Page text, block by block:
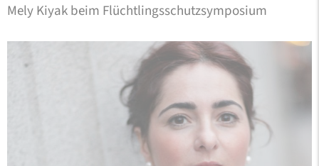
Mely Kiyak beim Flüchtlingsschutzsymposium